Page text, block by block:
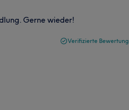
Gerne wieder!
Verifizierte Bewertung